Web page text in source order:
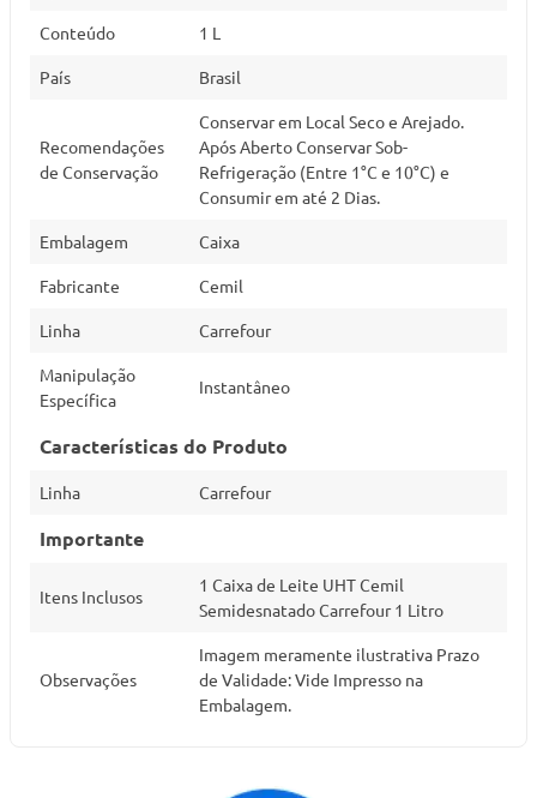
Conteúdo 1 L
País Brasil
Recomendações
de Conservação
Conservar em Local Seco e Arejado.
Após Aberto Conservar Sob-
Refrigeração (Entre 1°C e 10°C) e
Consumir em até 2 Dias.
Embalagem Caixa
Fabricante Cemil
Linha Carrefour
Manipulação
Específica
Instantâneo
Características do Produto
Linha Carrefour
Importante
Itens Inclusos
1 Caixa de Leite UHT Cemil
Semidesnatado Carrefour 1 Litro
Observações
Imagem meramente ilustrativa Prazo
de Validade: Vide Impresso na
Embalagem.